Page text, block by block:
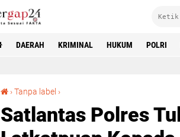
DAERAH KRIMINAL HUKUM POLRI
›Tanpa label ›
Satlantas Polres